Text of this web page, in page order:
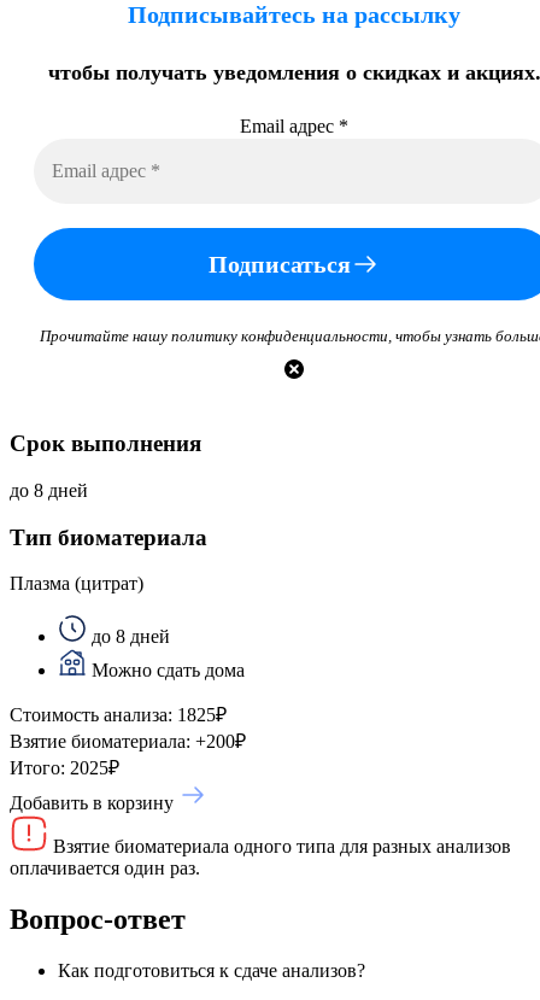
Подписывайтесь на рассылку
чтобы получать уведомления о скидках и акциях.
Email адрес *
Подписаться
Прочитайте нашу политику конфиденциальности, чтобы узнать
Срок выполнения
до 8 дней
Тип биоматериала
Плазма (цитрат)
до 8 дней
Можно сдать дома
Стоимость анализа: 1825₽
Взятие биоматериала: +200₽
Итого: 2025₽
Добавить в корзину
Взятие биоматериала одного типа для разных анализов
оплачивается один раз.
Вопрос-ответ
Как подготовиться к сдаче анализов?